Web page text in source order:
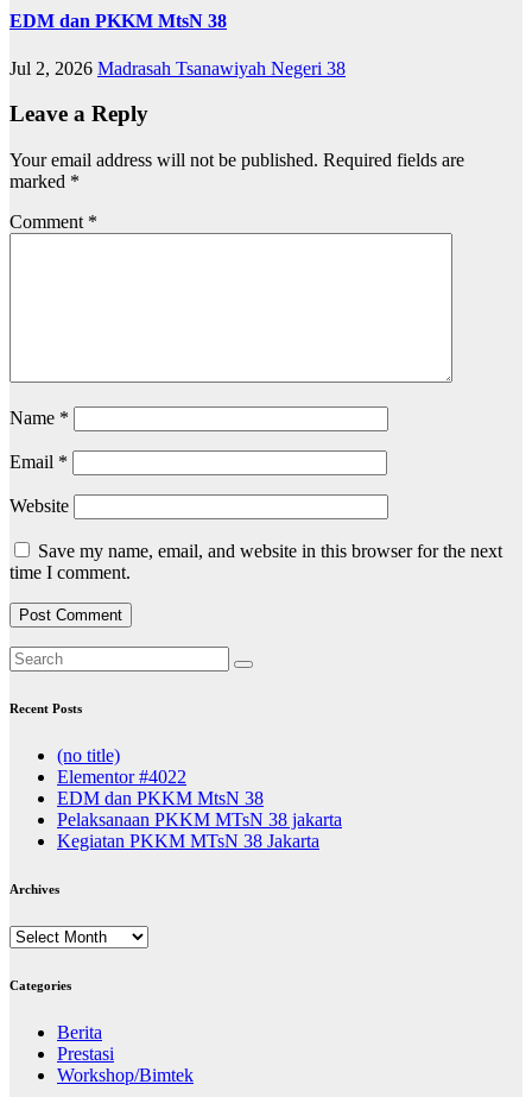
EDM dan PKKM MtsN 38
Jul 2, 2026 Madrasah Tsanawiyah Negeri 38
Leave a Reply
Your email address will not be published. Required fields are
marked *
Comment *
Name *
Email *
Website
Save my name, email, and website in this browser for the next
time I comment.
Recent Posts
(no title)
Elementor #4022
EDM dan PKKM MtsN 38
Pelaksanaan PKKM MTsN 38 jakarta
Kegiatan PKKM MTsN 38 Jakarta
Archives
Archives
Categories
Berita
Prestasi
Workshop/Bimtek